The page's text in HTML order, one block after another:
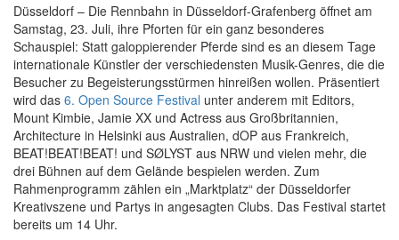
Düsseldorf – Die Rennbahn in Düsseldorf-Grafenberg öffnet am
Samstag, 23. Juli, ihre Pforten für ein ganz besonderes
Schauspiel: Statt galoppierender Pferde sind es an diesem Tage
internationale Künstler der verschiedensten Musik-Genres, die die
Besucher zu Begeisterungsstürmen hinreißen wollen. Präsentiert
wird das 6. Open Source Festival unter anderem mit Editors,
Mount Kimbie, Jamie XX und Actress aus Großbritannien,
Architecture in Helsinki aus Australien, dOP aus Frankreich,
BEAT!BEAT!BEAT! und SØLYST aus NRW und vielen mehr, die
drei Bühnen auf dem Gelände bespielen werden. Zum
Rahmenprogramm zählen ein „Marktplatz“ der Düsseldorfer
Kreativszene und Partys in angesagten Clubs. Das Festival startet
bereits um 14 Uhr.